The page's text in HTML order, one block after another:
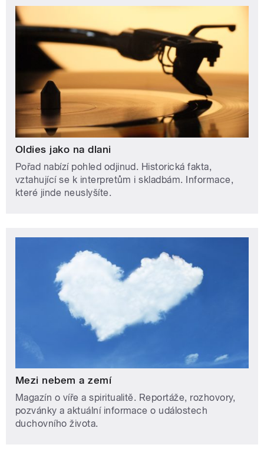
Oldies jako na dlani
Pořad nabízí pohled odjinud. Historická fakta,
vztahující se k interpretům i skladbám. Informace,
které jinde neuslyšíte.
Mezi nebem a zemí
Magazín o víře a spiritualitě. Reportáže, rozhovory,
pozvánky a aktuální informace o událostech
duchovního života.